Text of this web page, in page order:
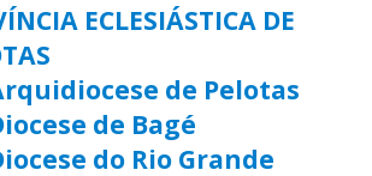
ECLESIÁSTICA DE
de Pelotas
de Bagé
do Rio Grande